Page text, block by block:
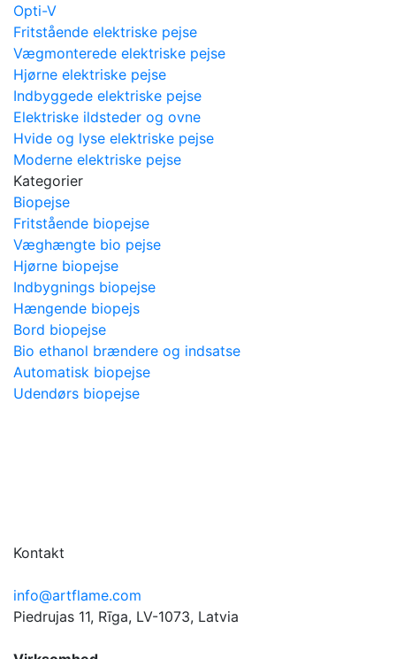
Opti-V
Fritstående elektriske pejse
Vægmonterede elektriske pejse
Hjørne elektriske pejse
Indbyggede elektriske pejse
Elektriske ildsteder og ovne
Hvide og lyse elektriske pejse
Moderne elektriske pejse
Kategorier
Biopejse
Fritstående biopejse
Væghængte bio pejse
Hjørne biopejse
Indbygnings biopejse
Hængende biopejs
Bord biopejse
Bio ethanol brændere og indsatse
Automatisk biopejse
Udendørs biopejse
Kontakt
info@artflame.com
Piedrujas 11, Rīga, LV-1073, Latvia